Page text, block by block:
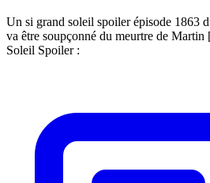
Un si grand soleil spoiler épisode 1863
va être soupçonné du meurtre de
Soleil Spoiler :